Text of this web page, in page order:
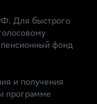
Для быстрого
фонд
и получения
программе